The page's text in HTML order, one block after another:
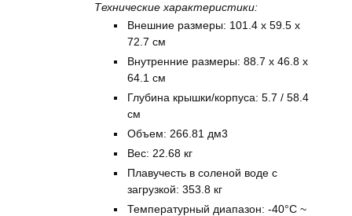
Технические характеристики:
Внешние размеры: 101.4 x 59.5 x
72.7 см
Внутренние размеры: 88.7 x 46.8 x
64.1 см
Глубина крышки/корпуса: 5.7 / 58.4
см
Объем: 266.81 дм3
Вес: 22.68 кг
Плавучесть в соленой воде с
загрузкой: 353.8 кг
Температурный диапазон: -40°C ~